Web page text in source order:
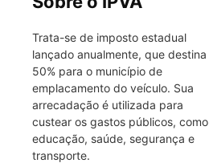
Trata-se de imposto estadual
lançado anualmente, que destina
50% para o município de
emplacamento do veículo. Sua
arrecadação é utilizada para
custear os gastos públicos, como
educação, saúde, segurança e
transporte.